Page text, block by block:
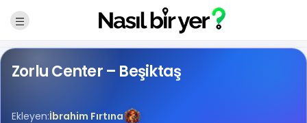
Zorlu Center – Beşiktaş
Ekleyen:İbrahim Fırtına